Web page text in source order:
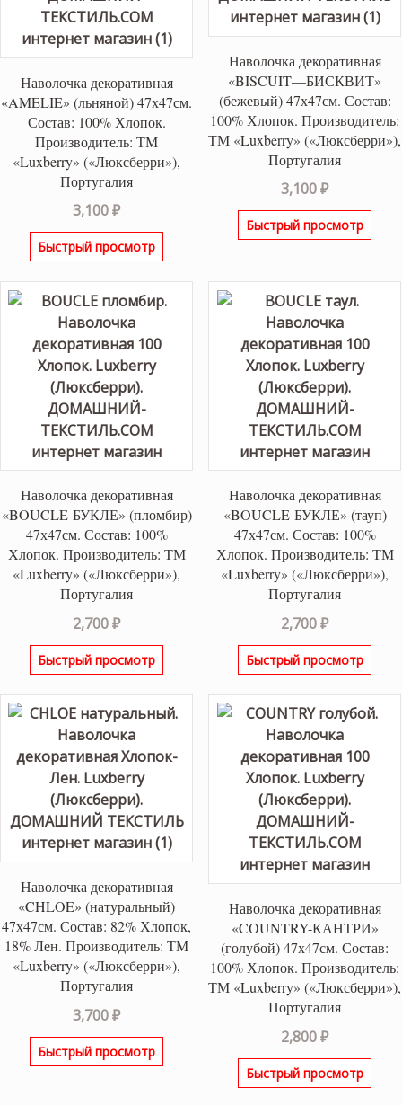
Наволочка декоративная
«AMELIE» (льняной) 47х47см.
Состав: 100% Хлопок.
Производитель: ТМ
«Luxberry» («Люксберри»),
Португалия
3,100₽
Быстрый просмотр
Наволочка декоративная
«BISCUIT—БИСКВИТ»
(бежевый) 47х47см. Состав:
100% Хлопок. Производитель:
ТМ «Luxberry» («Люксберри»),
Португалия
3,100₽
Быстрый просмотр
Наволочка декоративная
«BOUCLE-БУКЛЕ» (пломбир)
47х47см. Состав: 100%
Хлопок. Производитель: ТМ
«Luxberry» («Люксберри»),
Португалия
2,700₽
Быстрый просмотр
Наволочка декоративная
«BOUCLE-БУКЛЕ» (тауп)
47х47см. Состав: 100%
Хлопок. Производитель: ТМ
«Luxberry» («Люксберри»),
Португалия
2,700₽
Быстрый просмотр
Наволочка декоративная
«CHLOE» (натуральный)
47х47см. Состав: 82% Хлопок,
18% Лен. Производитель: ТМ
«Luxberry» («Люксберри»),
Португалия
3,700₽
Быстрый просмотр
Наволочка декоративная
«COUNTRY-КАНТРИ»
(голубой) 47х47см. Состав:
100% Хлопок. Производитель:
ТМ «Luxberry» («Люксберри»),
Португалия
2,800₽
Быстрый просмотр